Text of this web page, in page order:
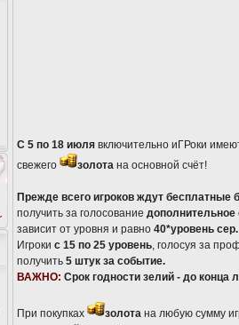
С 5 по 18 июля включительно иГРоки
свежего
золота на основной счёт!
Прежде всего игроков ждут бесплатные
получить за голосование дополнительное
зависит от уровня и равно 40*уровень сер.
Игроки с 15 по 25 уровень, голосуя за
получить 5 штук за событие.
ВАЖНО: Срок годности зелий - до конца
При покупках золота на любую сумму